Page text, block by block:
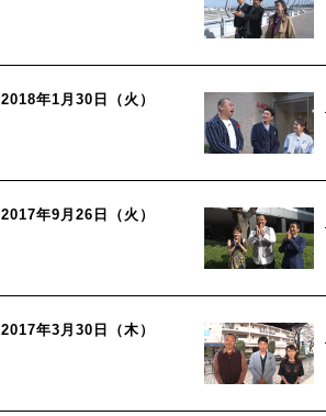
2018年1月30日（火）
2017年9月26日（火）
2017年3月30日（木）